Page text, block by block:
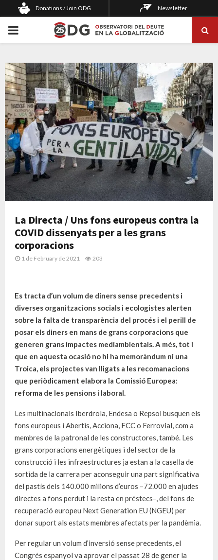
Donations / Join ODG Newsletter
PRIMARY
La Directa / Uns fons europeus contra la
COVID dissenyats per a les grans
corporacions
1 de February de 2021 203
Es tracta d’un volum de diners sense precedents i
diverses organitzacions socials i ecologistes alerten
sobre la falta de transparència del procés i el perill de
posar els diners en mans de grans corporacions que
generen grans impactes mediambientals. A més, tot i
que en aquesta ocasió no hi ha memoràndum ni una
Troica, els projectes van lligats a les recomanacions
que periòdicament elabora la Comissió Europea:
reforma de les pensions i laboral.
Les multinacionals Iberdrola, Endesa o Repsol busquen els
fons europeus i Abertis, Acciona, FCC o Ferrovial, com a
membres de la patronal de les constructores, també. Les
grans corporacions energètiques i del sector de la
construcció i les infraestructures ja estan a la casella de
sortida de la carrera per aconseguir una part significativa
del pastís dels 140.000 milions d’euros –72.000 en ajudes
directes a fons perdut i la resta en préstecs–, del fons de
recuperació europeu Next Generation EU (NGEU) per
donar suport als estats membres afectats per la pandèmia.
Per regular un volum d’inversió sense precedents, el
Congrés espanyol va aprovar el passat 28 de gener la